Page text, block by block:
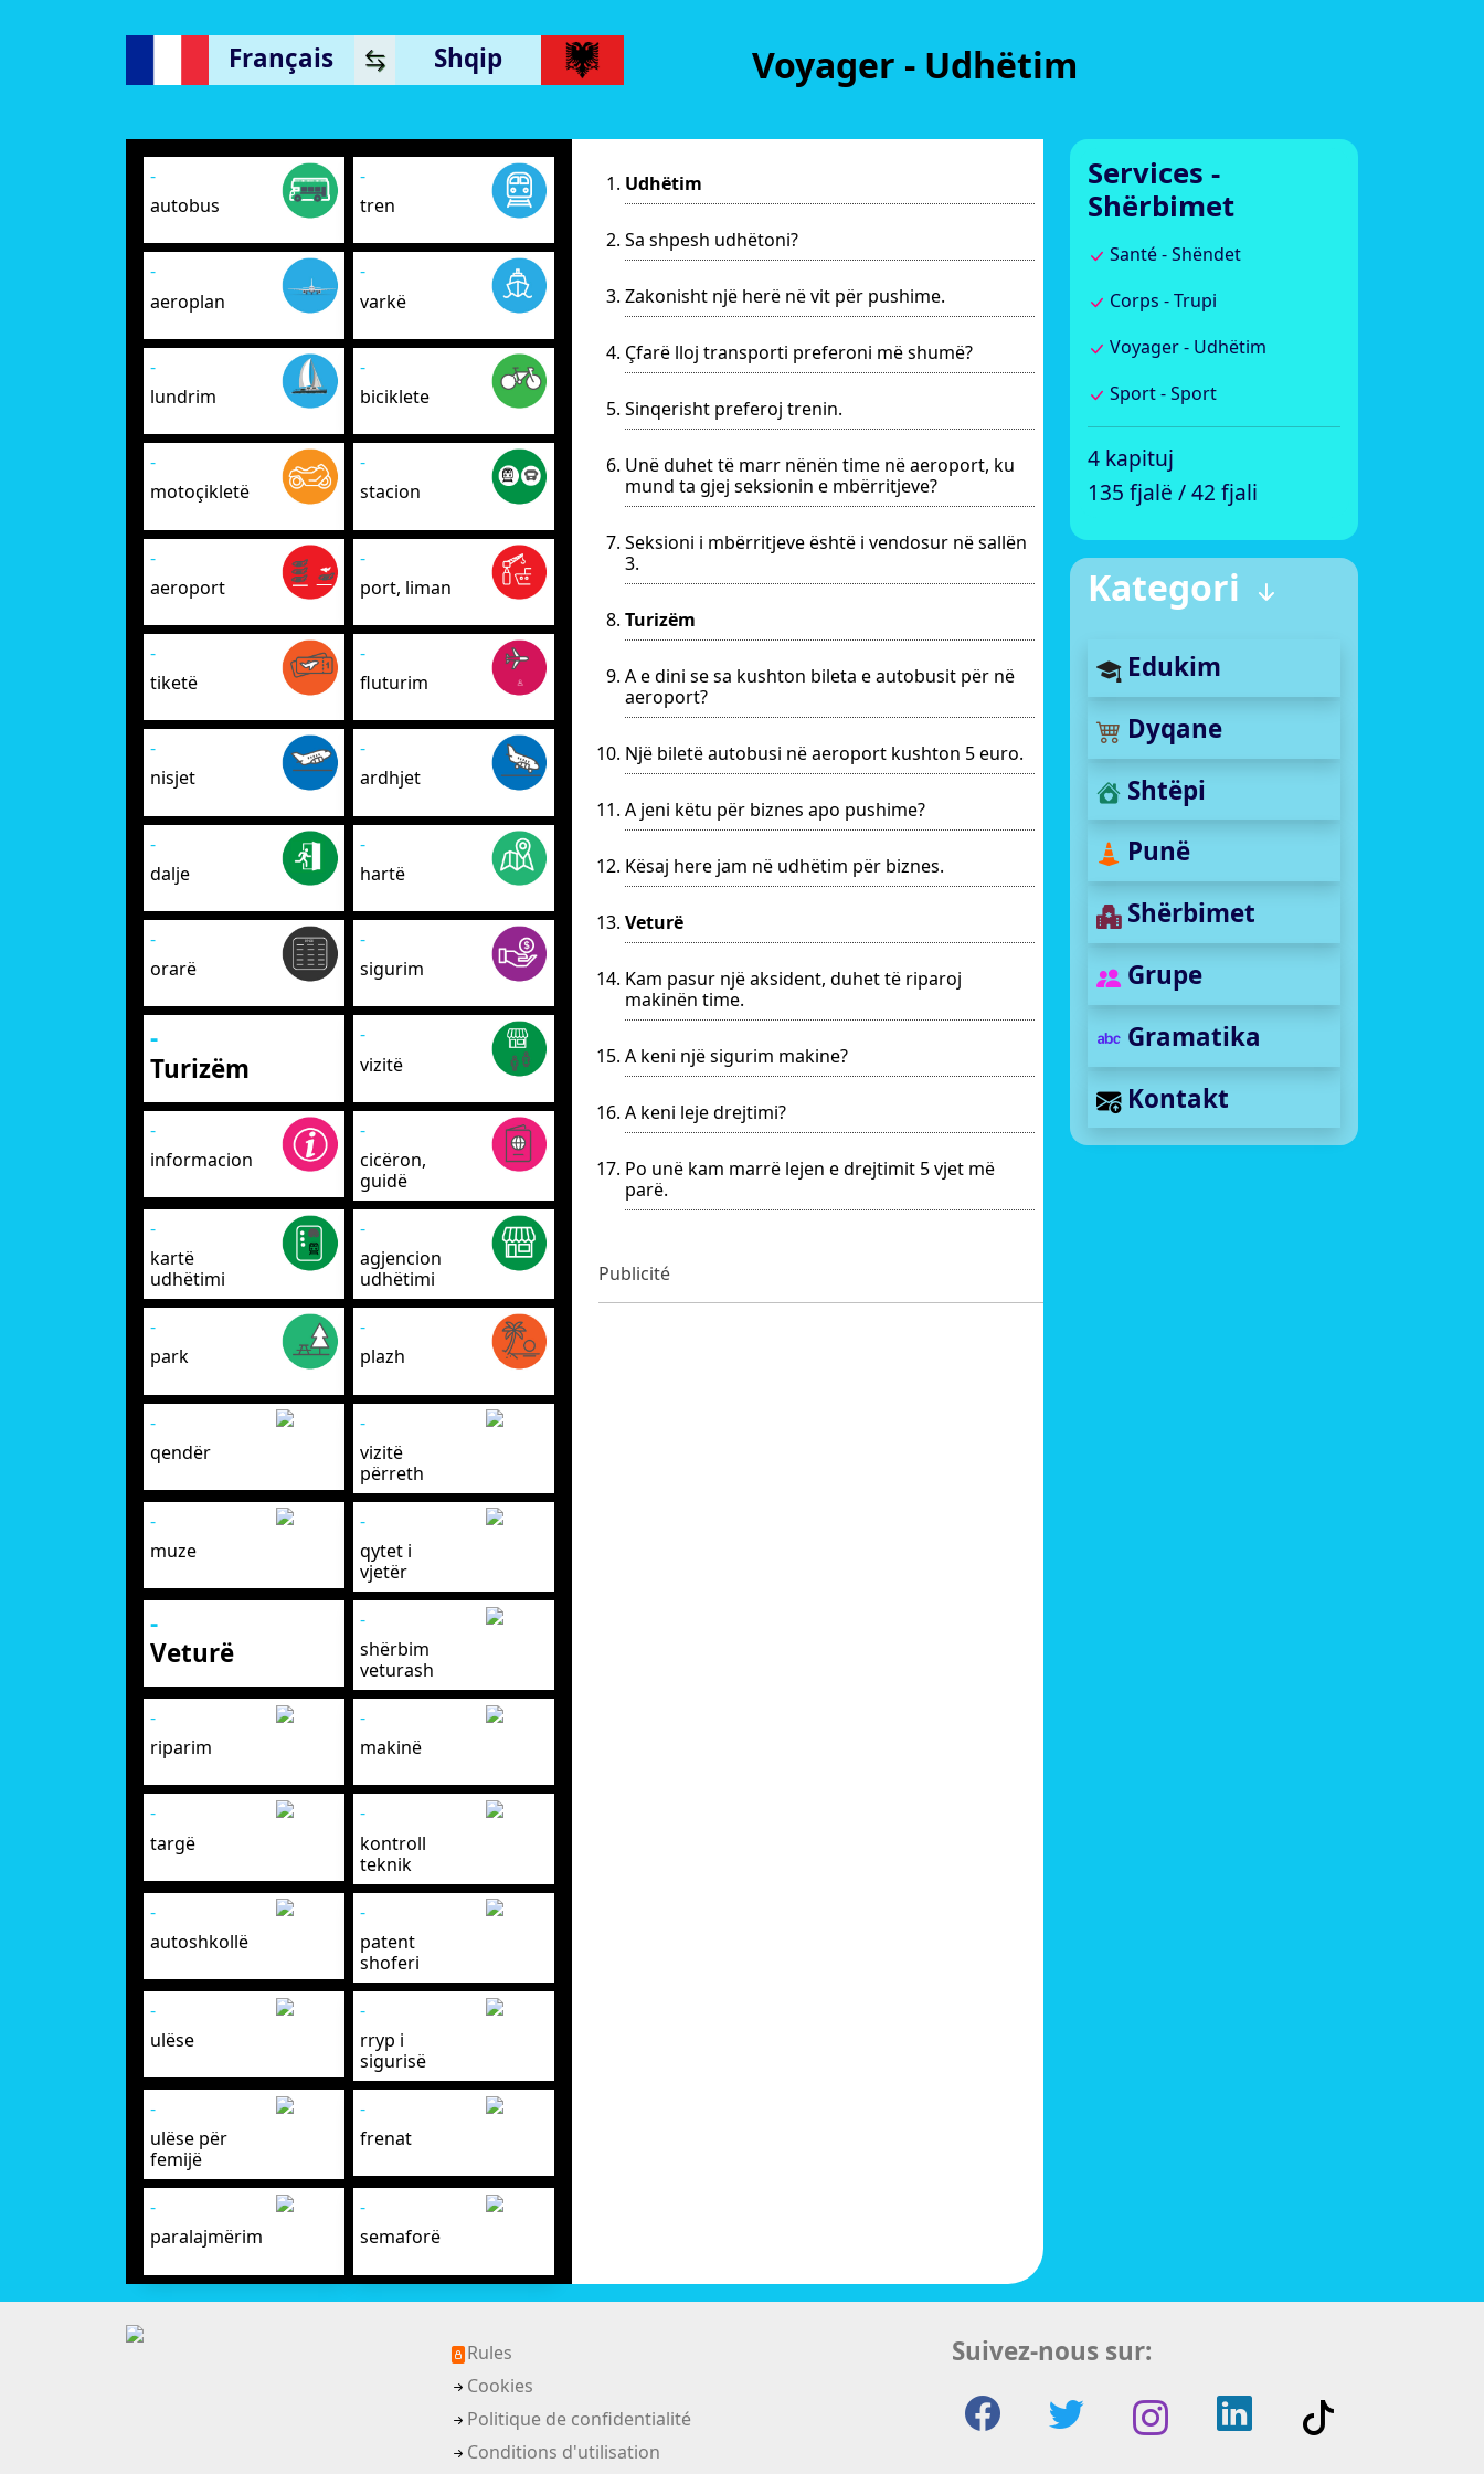
Français Shqip Voyager - Udhëtim
-
autobus
-
tren
-
aeroplan
-
varkë
-
lundrim
-
biciklete
-
motoçikletë
-
stacion
-
aeroport
-
port, liman
-
tiketë
-
fluturim
-
nisjet
-
ardhjet
-
dalje
-
hartë
-
orarë
-
sigurim
-
Turizëm
-
vizitë
-
informacion
-
cicëron,
guidë
-
kartë
udhëtimi
-
agjencion
udhëtimi
-
park
-
plazh
-
qendër
-
vizitë
përreth
-
muze
-
qytet i
vjetër
-
Veturë
-
shërbim
veturash
-
riparim
-
makinë
-
targë
-
kontroll
teknik
-
autoshkollë
-
patent
shoferi
-
ulëse
-
rryp i
sigurisë
-
ulëse për
femijë
-
frenat
-
paralajmërim
-
semaforë
Udhëtim
Sa shpesh udhëtoni?
Zakonisht një herë në vit për pushime.
Çfarë lloj transporti preferoni më shumë?
Sinqerisht preferoj trenin.
Unë duhet të marr nënën time në aeroport, ku
mund ta gjej seksionin e mbërritjeve?
Seksioni i mbërritjeve është i vendosur në sallën
3.
Turizëm
A e dini se sa kushton bileta e autobusit për në
aeroport?
Një biletë autobusi në aeroport kushton 5 euro.
A jeni këtu për biznes apo pushime?
Kësaj here jam në udhëtim për biznes.
Veturë
Kam pasur një aksident, duhet të riparoj
makinën time.
A keni një sigurim makine?
A keni leje drejtimi?
Po unë kam marrë lejen e drejtimit 5 vjet më
parë.
Publicité
Services -
Shërbimet
Santé - Shëndet
Corps - Trupi
Voyager - Udhëtim
Sport - Sport
4 kapituj
135 fjalë / 42 fjali
Kategori
Edukim
Dyqane
Shtëpi
Punë
Shërbimet
Grupe
Gramatika
Kontakt
Rules
Cookies
Politique de confidentialité
Conditions d'utilisation
Suivez-nous sur: